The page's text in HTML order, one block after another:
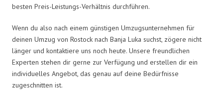
besten Preis-Leistungs-Verhältnis durchführen.
Wenn du also nach einem günstigen Umzugsunternehmen für
deinen Umzug von Rostock nach Banja Luka suchst, zögere nicht
länger und kontaktiere uns noch heute. Unsere freundlichen
Experten stehen dir gerne zur Verfügung und erstellen dir ein
individuelles Angebot, das genau auf deine Bedürfnisse
zugeschnitten ist.